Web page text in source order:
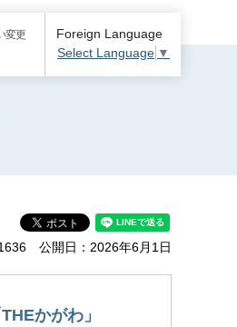
変更
Foreign Language
Select Language ▼
公開日：2026年6月1日
かがわ」